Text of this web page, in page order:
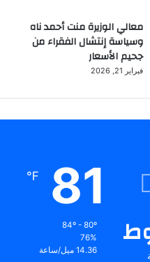
معالي الوزيرة منت أحمد ناه
وسياسة إنتشال الفقراء من
جحيم الأسعار
فبراير 21, 2026
81
℉
84º - 80º
76%
14.36 ميل/ساعة